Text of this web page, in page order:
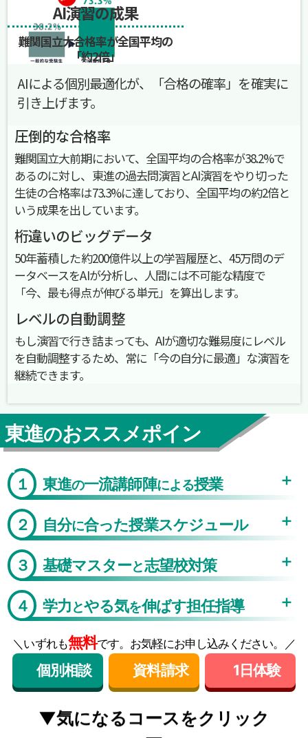
AI演習の成果
難関国立大合格率が全国平均の
「約2倍」
AIによる個別最適化が、「合格の確率」を確実に
引き上げます。
圧倒的な合格率
難関国立大前期において、全国平均の合格率が38.2%で
あるのに対し、東進の過去問演習とAI演習をやり切った
生徒の合格率は73.3%に達しており、全国平均の約2倍と
いう成果を出しています。
桁違いのビッグデータ
50年蓄積した約200億件以上の学習履歴と、45万問のデ
ータベースをAIが分析し、人間には不可能な精度で
「今、最も得点が伸びる単元」を算出します。
レベルの自動調整
もし演習で行き詰まっても、AIが適切な難易度にレベル
を自動調整するため、常に「今の自分に最適」な演習を
継続できます。
東進のおススメポイン
ト
１ 東進の一流講師陣による授業
２ 自分に合った授業スケジュール
３ 基礎マスターと志望校対策
４ 学力とやる気を伸ばす担任指導
＼いずれも無料です。お気軽にお申し込みください。／
個別相談 資料請求 1日体験
▼気になるコースをクリック